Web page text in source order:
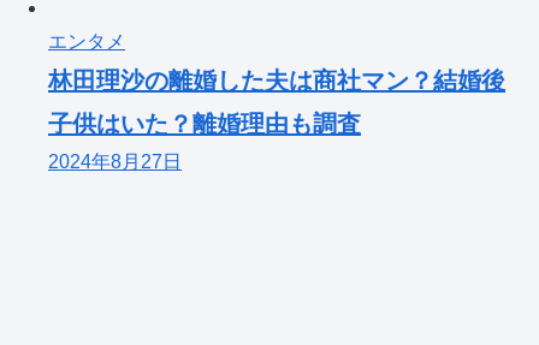
エンタメ
林田理沙の離婚した夫は商社マン？結婚後
子供はいた？離婚理由も調査
2024年8月27日